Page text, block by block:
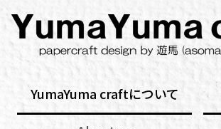
YumaYuma craftについて